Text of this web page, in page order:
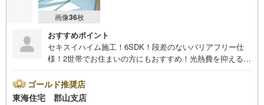
画像36枚
おすすめポイント
セキスイハイム施工！6SDK！段差のないバリアフリー仕
様！2世帯でお住まいの方にもおすすめ！光熱費を抑えるオ
のぬくもりの我が家！
ゴールド推奨店
東海住宅 郡山支店